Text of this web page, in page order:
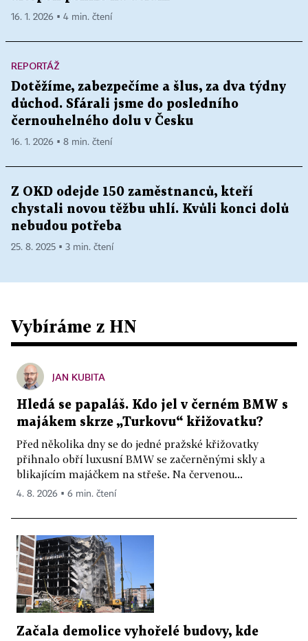
16. 1. 2026 ▪ 4 min. čtení
REPORTÁŽ
Dotěžíme, zabezpečíme a šlus, za dva týdny
důchod. Sfárali jsme do posledního
černouhelného dolu v Česku
16. 1. 2026 ▪ 8 min. čtení
Z OKD odejde 150 zaměstnanců, kteří
chystali novou těžbu uhlí. Kvůli konci dolů
nebudou potřeba
25. 8. 2025 ▪ 3 min. čtení
Vybíráme z HN
JAN KUBITA
Hledá se papaláš. Kdo jel v černém BMW s
majákem skrze „Turkovu“ křižovatku?
Před několika dny se do jedné pražské křižovatky
přihnalo obří luxusní BMW se začerněnými skly a
blikajícím majáčkem na střeše. Na červenou...
4. 8. 2026 ▪ 6 min. čtení
Začala demolice vyhořelé budovy, kde